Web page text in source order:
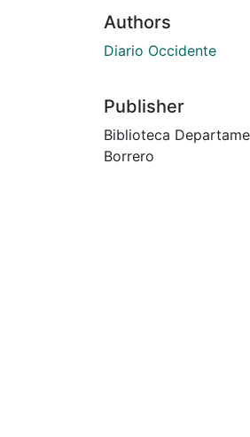
Authors
Diario Occidente
Publisher
Biblioteca
Borrero